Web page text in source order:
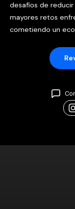
desafíos de
mayores retos
cometiendo un